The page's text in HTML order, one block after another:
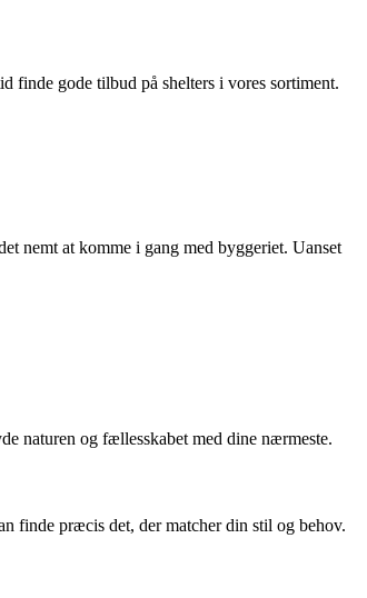
finde gode tilbud på shelters i vores sortiment.
nemt at komme i gang med byggeriet. Uanset
naturen og fællesskabet med dine nærmeste.
finde præcis det, der matcher din stil og behov.